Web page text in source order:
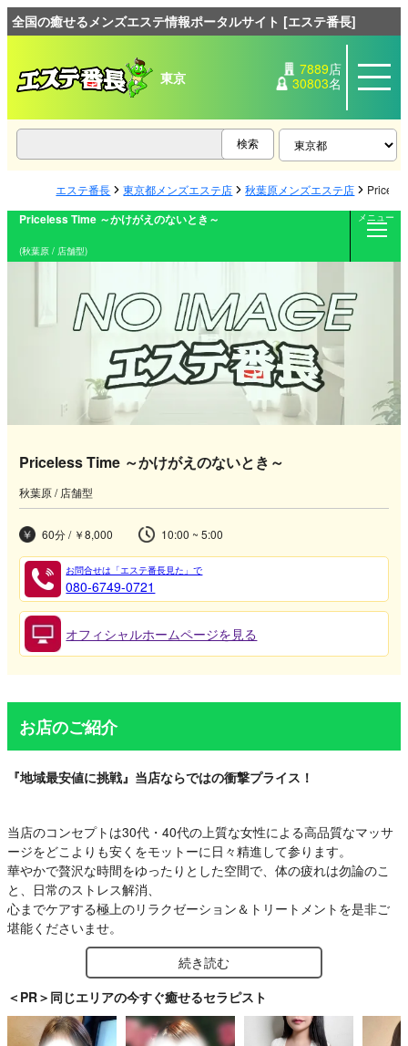
全国の癒せるメンズエステ情報ポータルサイト [エステ番長]
東京 7889店
30803名
エステ番長 東京都メンズエステ店 秋葉原メンズエステ店
Priceless Time ～かけがえのないとき～
(秋葉原 / 店舗型)
メニュー
Priceless Time ～かけがえのないとき～
秋葉原 / 店舗型
60分 / ￥8,000 10:00 ~ 5:00
お問合せは「エステ番長見た」で
080-6749-0721
オフィシャルホームページを見る
お店のご紹介
『地域最安値に挑戦』当店ならではの衝撃プライス！
当店のコンセプトは30代・40代の上質な女性による高品質なマッサ
ージをどこよりも安くをモットーに日々精進して参ります。
華やかで贅沢な時間をゆったりとした空間で、体の疲れは勿論のこ
と、日常のストレス解消、
心までケアする極上のリラクゼーション＆トリートメントを是非ご
堪能くださいませ。
続き読む
＜PR＞同じエリアの今すぐ癒せるセラピスト